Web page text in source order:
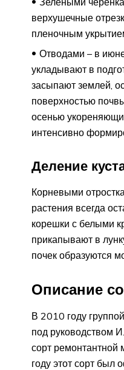
верхушечные
пленочным
Отводами – в
укладывают в
засыпают землей,
поверхностью
осенью
интенсивно
Деление
Корневыми
растения всегда
корешки с белыми
прикапывают в
почек образуются
Описание
В 2010 году
под руководством
сорт
году этот сорт был